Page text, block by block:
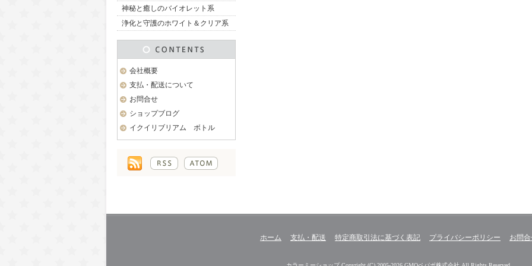
神秘と癒しのバイオレット系
浄化と守護のホワイト＆クリア系
会社概要
支払・配送について
お問合せ
ショップブログ
イクイリブリアム ボトル
ホーム 支払・配送 特定商取引法に基づく表記 プライバシーポリシー お問